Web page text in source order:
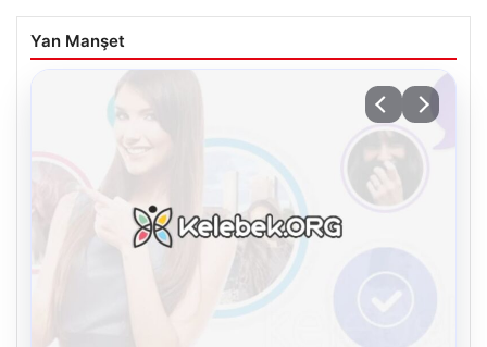
Yan Manşet